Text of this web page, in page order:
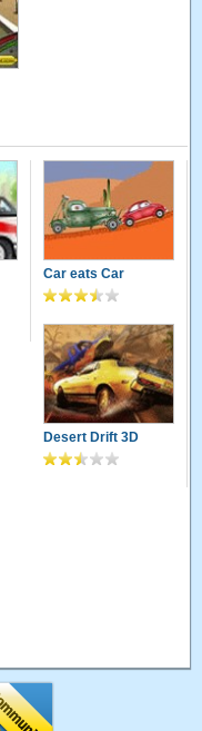
Car eats Car
Desert Drift 3D